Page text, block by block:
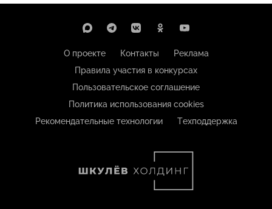
О проекте Контакты
Реклама
Правила участия в конкурсах
Пользовательское соглашение
Политика использования cookies
Рекомендательные технологии
Техподдержка